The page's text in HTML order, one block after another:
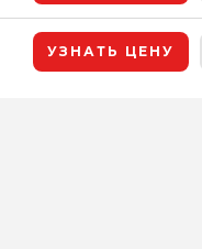
УЗНАТЬ ЦЕНУ